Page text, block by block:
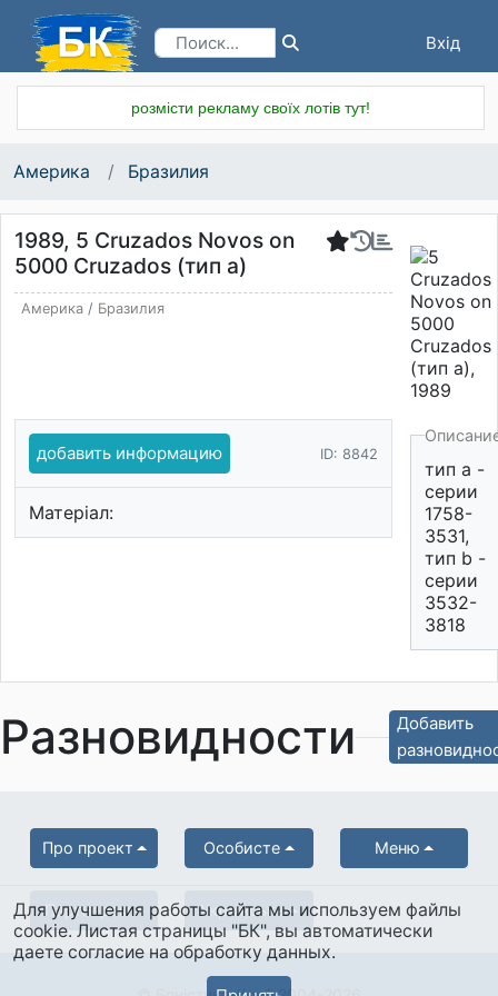
Вхід
розмісти рекламу своїх лотів тут!
Америка Бразилия
1989, 5 Cruzados Novos on
5000 Cruzados (тип a)
Америка/ Бразилия
добавить информацию ID: 8842
Матеріал:
тип a -
серии
1758-
3531,
тип b -
серии
3532-
3818
Разновидности
Добавить
Про проект Особисте Меню
Партнерам Українська
Для улучшения работы сайта мы используем файлы
cookie. Листая страницы "БК", вы автоматически
даете согласие на обработку данных.